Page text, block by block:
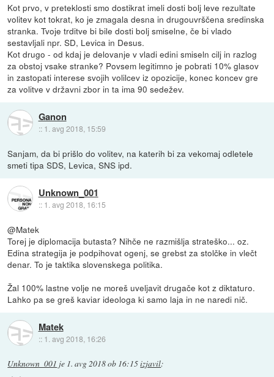
Kot prvo, v preteklosti smo dostikrat imeli dosti bolj leve rezultate
volitev kot tokrat, ko je zmagala desna in drugouvrščena sredinska
stranka. Tvoje trditve bi bile dosti bolj smiselne, če bi vlado
sestavljali npr. SD, Levica in Desus.
Kot drugo - od kdaj je delovanje v vladi edini smiseln cilj in razlog
za obstoj vsake stranke? Povsem legitimno je pobrati 10% glasov
in zastopati interese svojih volilcev iz opozicije, konec koncev gre
za volitve v državni zbor in ta ima 90 sedežev.
Ganon
:: 1. avg 2018, 15:59
Sanjam, da bi prišlo do volitev, na katerih bi za vekomaj odletele
smeti tipa SDS, Levica, SNS ipd.
Unknown_001
:: 1. avg 2018, 16:15
@Matek
Torej je diplomacija butasta? Nihče ne razmišlja strateško... oz.
Edina strategija je podpihovat ogenj, se grebst za stolčke in vlečt
denar. To je taktika slovenskega politika.
Žal 100% lastne volje ne moreš uveljavit drugače kot z diktaturo.
Lahko pa se greš kaviar ideologa ki samo laja in ne naredi nič.
Matek
:: 1. avg 2018, 16:26
Unknown_001 je 1. avg 2018 ob 16:15izjavil: